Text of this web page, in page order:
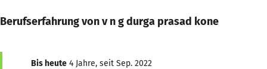
Berufserfahrung von v n g durga prasad kone
Bis heute 4 Jahre, seit Sep. 2022